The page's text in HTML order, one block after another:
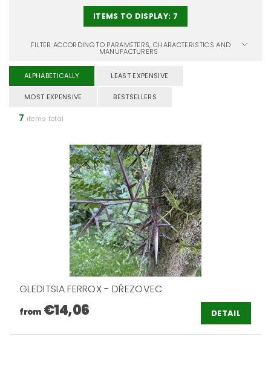
ITEMS TO DISPLAY: 7
FILTER ACCORDING TO PARAMETERS, CHARACTERISTICS AND
MANUFACTURERS
ALPHABETICALLY LEAST EXPENSIVE
MOST EXPENSIVE BESTSELLERS
7 items total
GLEDITSIA FERROX - DŘEZOVEC
from €14,06 DETAIL